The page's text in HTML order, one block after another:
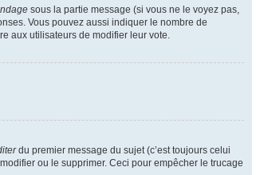
sous la partie message (si vous ne le voyez pas,
Vous pouvez aussi indiquer le nombre de
aux utilisateurs de modifier leur vote.
du premier message du sujet (c’est toujours celui
ou le supprimer. Ceci pour empêcher le trucage